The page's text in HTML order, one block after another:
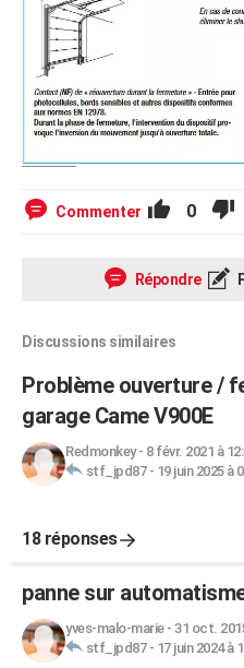
Commenter 0
Répondre
Discussions similaires
Problème ouverture /
garage Came V900E
Redmonkey- 8 févr. 2021 à
stf_jpd87- 19 juin 2025 à
18 réponses
panne sur
yves-malo-marie- 31 oct.
stf_jpd87- 17 juin 2024 à